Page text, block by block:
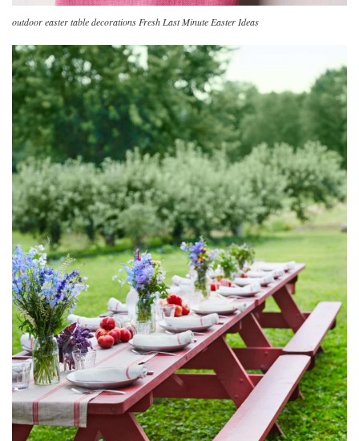
outdoor easter table decorations Fresh Last Minute Easter Ideas